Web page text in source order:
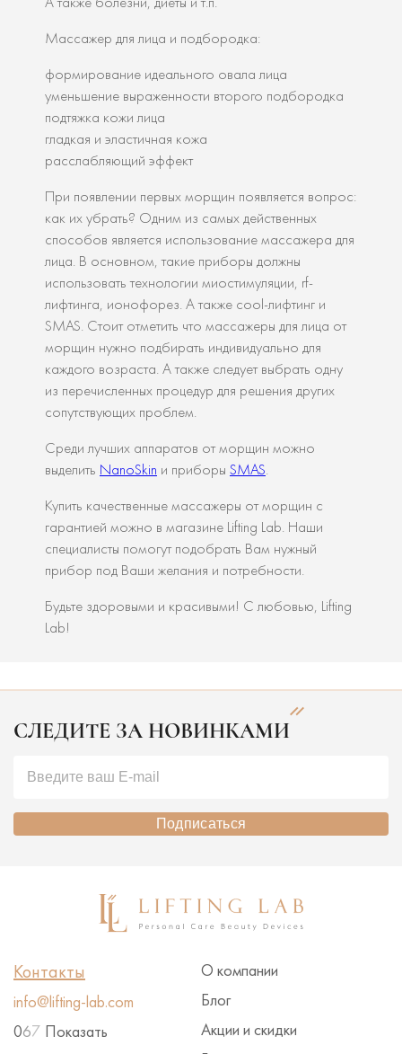
Массажер для лица и подбородка:
формирование идеального овала лица
уменьшение выраженности второго подбородка
подтяжка кожи лица
гладкая и эластичная кожа
расслабляющий эффект
При появлении первых морщин появляется вопрос:
как их убрать? Одним из самых действенных
способов является использование массажера для
лица. В основном, такие приборы должны
использовать технологии миостимуляции, rf-
лифтинга, ионофорез. А также cool-лифтинг и
SMAS. Стоит отметить что массажеры для лица от
морщин нужно подбирать индивидуально для
каждого возраста. А также следует выбрать одну
из перечисленных процедур для решения других
сопутствующих проблем.
Среди лучших аппаратов от морщин можно
выделить NanoSkin и приборы SMAS.
Купить качественные массажеры от морщин с
гарантией можно в магазине Lifting Lab. Наши
специалисты помогут подобрать Вам нужный
прибор под Ваши желания и потребности.
Будьте здоровыми и красивыми! С любовью, Lifting
Lab!
СЛЕДИТЕ ЗА НОВИНКАМИ
Подписаться
О компании
Блог
Акции и скидки
Контакты
info@lifting-lab.com
067 Показать